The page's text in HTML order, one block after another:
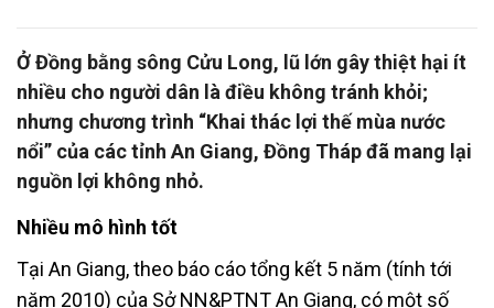
Ở Đồng bằng sông Cửu Long, lũ lớn gây thiệt hại ít
nhiều cho người dân là điều không tránh khỏi;
nhưng chương trình “Khai thác lợi thế mùa nước
nổi” của các tỉnh An Giang, Đồng Tháp đã mang lại
nguồn lợi không nhỏ.
Nhiều mô hình tốt
Tại An Giang, theo báo cáo tổng kết 5 năm (tính tới
năm 2010) của Sở NN&PTNT An Giang, có một số